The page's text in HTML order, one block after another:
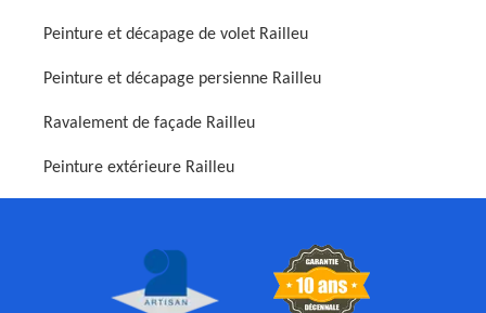
Peinture et décapage de volet Railleu
Peinture et décapage persienne Railleu
Ravalement de façade Railleu
Peinture extérieure Railleu